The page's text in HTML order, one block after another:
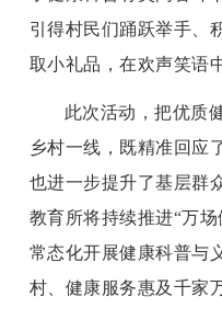
引得村民们踊跃举手、
取小礼品，在欢声笑语
此次活动，把优质
乡村一线，既精准回应
也进一步提升了基层群
教育所将持续推进“万场
常态化开展健康科普与
村、健康服务惠及千家